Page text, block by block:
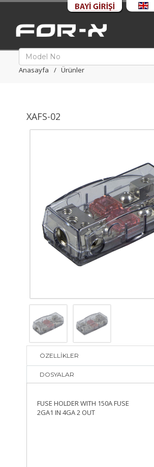
Anasayfa Ürünler
XAFS-02
ÖZELLİKLER
DOSYALAR
FUSE HOLDER WITH 150A FUSE
2GA1 IN 4GA 2 OUT